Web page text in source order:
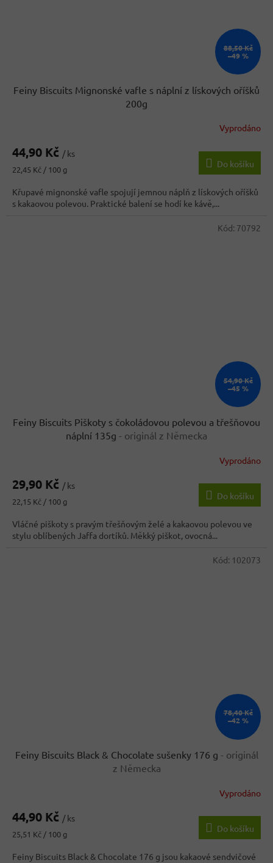
88,50 Kč
–49 %
Feiny Biscuits Mignonské vafle s náplní z lískových oříšků
200g
produktu
3,0
z
5
hvězdiček.
Vyprodáno
44,90 Kč / ks
Měrná
22,45 Kč / 100 g
Do košíku
Křupavé mignonské vafle spojují jemnou náplň z lískových oříšků
s kakaovou polevou. Praktické balení se hodí ke kávě,...
54,90 Kč
–45 %
Feiny Biscuits Piškoty s čokoládovou polevou a třešňovou
náplní 135g - originál z Německa
produktu
4,9
z
hvězdiček.
Vyprodáno
29,90 Kč / ks
Měrná
22,15 Kč / 100 g
Do košíku
Vláčné piškoty s pravým třešňovým želé a kakaovou polevou ve
stylu oblíbených Jaffa dortíků. Měkký piškot, ovocná...
Kód: 70792
78,40 Kč
–42 %
Feiny Biscuits Black & Chocolate sušenky 176 g - originál
z Německa
Vyprodáno
44,90 Kč / ks
Měrná
25,51 Kč / 100 g
Do košíku
Feiny Biscuits Black & Chocolate 176 g jsou kakaové sendvičové
Kód: 102073